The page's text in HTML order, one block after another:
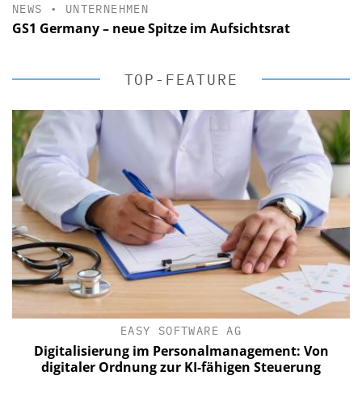
NEWS • UNTERNEHMEN
GS1 Germany – neue Spitze im Aufsichtsrat
TOP-FEATURE
EASY SOFTWARE AG
Digitalisierung im Personalmanagement: Von
digitaler Ordnung zur KI-fähigen Steuerung